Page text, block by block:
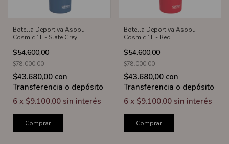
Botella Deportiva Asobu
Cosmic 1L - Slate Grey
$54.600,00
$78.000,00
$43.680,00 con
Transferencia o depósito
6 x $9.100,00 sin interés
Comprar
Botella Deportiva Asobu
Cosmic 1L - Red
$54.600,00
$78.000,00
$43.680,00 con
Transferencia o depósito
6 x $9.100,00 sin interés
Comprar